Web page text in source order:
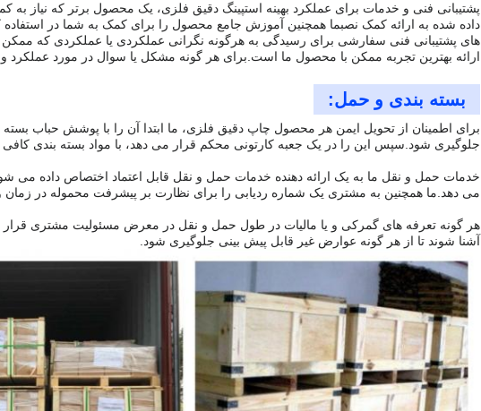
پشتیبانی فنی و خدمات برای عملکرد بهینه استپینگ دقیق فلزی، یک محصول برتر که نیاز
داده شده به ارائه کمک نصبما همچنین آموزش جامع محصول را برای کمک به شما در
های پشتیبانی فنی سفارشی برای رسیدگی به هرگونه نگرانی عملکردی یا عملکردی که
ارائه بهترین تجربه ممکن با محصول ما است.برای هر گونه مشکل یا سوال در مورد عملکرد و
بسته بندی و حمل:
برای اطمینان از تحویل ایمن هر محصول چاپ دقیق فلزی، ما ابتدا آن را با پوشش حباب
جلوگیری شود.سپس این را در یک جعبه کارتونی محکم قرار می دهد، با مواد بسته بندی
خدمات حمل و نقل ما به یک ارائه دهنده خدمات حمل و نقل قابل اعتماد اختصاص داده می
می دهد.ما همچنین به مشتری یک شماره ردیابی را برای نظارت بر پیشرفت محموله در زمان
هر گونه تعرفه های گمرکی و یا مالیات در طول حمل و نقل در معرض مسئولیت مشتری قرار
آشنا شوند تا از هر گونه عوارض غیر قابل پیش بینی جلوگیری شود.